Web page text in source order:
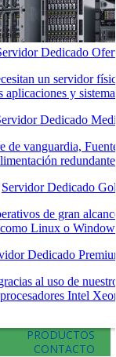
Dedicado
un servidor
aplicaciones y
Dedicado
de vanguardia,
Servidor Dedicado
de gran
como Linux o
Dedicado
al uso de
Intel
PRODUCTOS
CONTACTO